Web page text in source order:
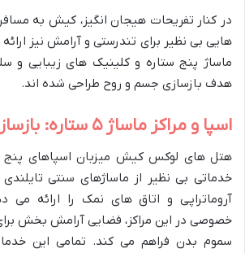
در کنار تفریحات هیجان انگیز، کیش به
هایی بی نظیر برای تندرستی و آرامش نیز
ماساژ پنج ستاره و کلینیک های زیبایی و
هدف بازسازی جسم و روح طراحی شده اند.
اسپا و مراکز ماساژ ۵ ستاره: بازسازی جسم و روح
هتل های لوکس کیش میزبان اسپاهای پنج
خدماتی بی نظیر از ماساژهای سنتی
آروماتراپی و اتاق های نمک را ارائه می
خصوصی در این مراکز، فضایی آرامش بخش
سموم بدن فراهم می کند. تمامی این